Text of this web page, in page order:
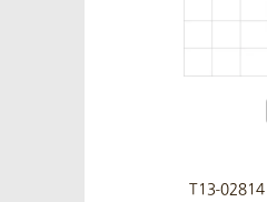
T13-02814